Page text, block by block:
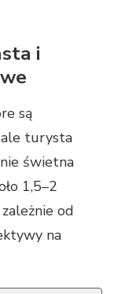
i
są
ale turysta
świetna
1,5–2
od
na